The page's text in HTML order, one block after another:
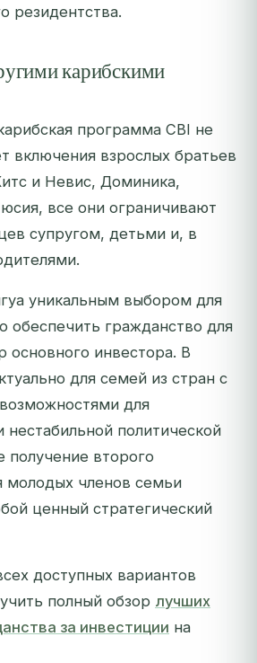
резидентства.
карибскими
программа CBI не
включения взрослых братьев
и Невис, Доминика,
все они ограничивают
супругом, детьми и, в
уникальным выбором для
обеспечить гражданство для
основного инвестора. В
для семей из стран с
для
нестабильной политической
получение второго
молодых членов семьи
ценный стратегический
доступных вариантов
полный обзор лучших
за инвестиции на